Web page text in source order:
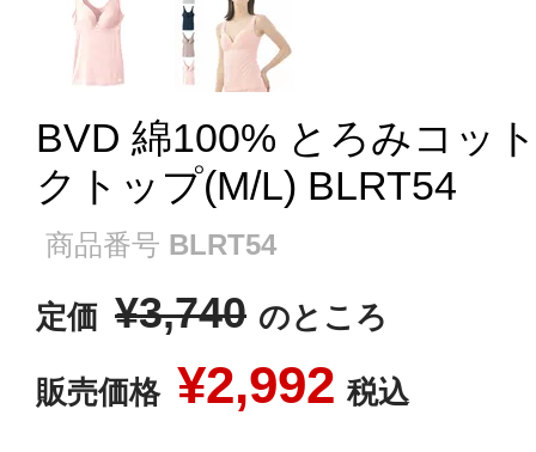
BVD 綿100% とろみコッ
クトップ(M/L) BLRT54
商品番号 BLRT54
定価 ¥3,740 のところ
販売価格 ¥2,992 税込